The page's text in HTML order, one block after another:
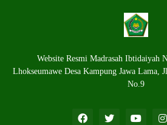
Website Resmi Madrasah Ibtidaiyah
Lhokseumawe Desa Kampung Jawa Lama,
No.9